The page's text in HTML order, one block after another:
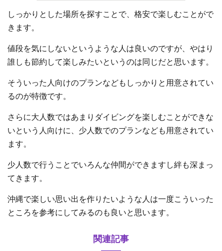
しっかりとした場所を探すことで、格安で楽しむことがで
きます。
値段を気にしないというような人は良いのですが、やはり
誰しも節約して楽しみたいというのは同じだと思います。
そういった人向けのプランなどもしっかりと用意されてい
るのが特徴です。
さらに大人数ではあまりダイビングを楽しむことができな
いという人向けに、少人数でのプランなども用意されてい
ます。
少人数で行うことでいろんな仲間ができますし絆も深まっ
てきます。
沖縄で楽しい思い出を作りたいような人は一度こういった
ところを参考にしてみるのも良いと思います。
関連記事